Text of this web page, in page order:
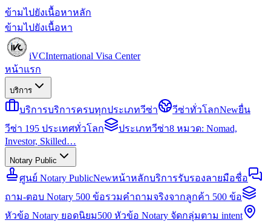
ข้ามไปยังเนื้อหาหลัก
ข้ามไปยังเนื้อหา
iVCInternational Visa Center
หน้าแรก
บริการ
บริการบริการครบทุกประเภทวีซ่า วีซ่าทั่วโลกNewยื่น
วีซ่า 195 ประเทศทั่วโลก
ประเภทวีซ่า8 หมวด: Nomad,
Investor, Skilled…
Notary Public
ศูนย์ Notary PublicNewหน้าหลักบริการรับรองลายมือชื่อ
ถาม-ตอบ Notary 500 ข้อรวมคำถามจริงจากลูกค้า 500 ข้อ
หัวข้อ Notary ยอดนิยม500 หัวข้อ Notary จัดกลุ่มตาม intent